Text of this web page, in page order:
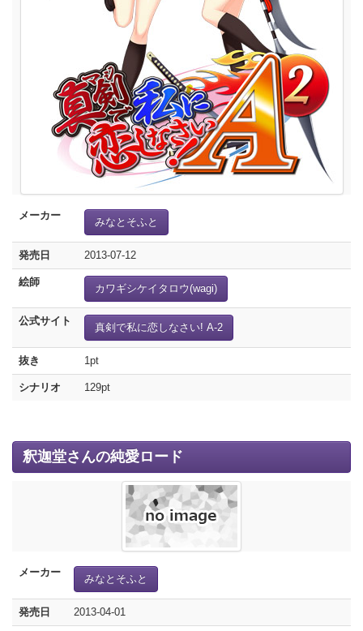
メーカー
みなとそふと
発売日 2013-07-12
絵師
カワギシケイタロウ(wagi)
公式サイト
真剣で私に恋しなさい! A-2
抜き 1pt
シナリオ 129pt
釈迦堂さんの純愛ロード
メーカー
みなとそふと
発売日 2013-04-01